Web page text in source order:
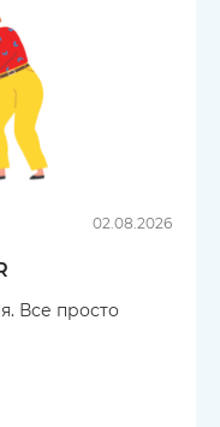
02.08.2026
Все просто